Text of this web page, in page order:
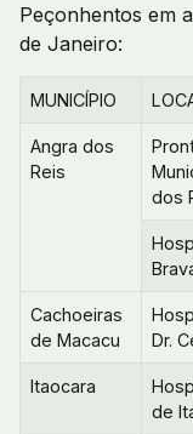
Peçonhentos em
de Janeiro:
MUNICÍPIO
Angra dos
Reis
dos
Cachoeiras
de Macacu
Dr.
Itaocara
de